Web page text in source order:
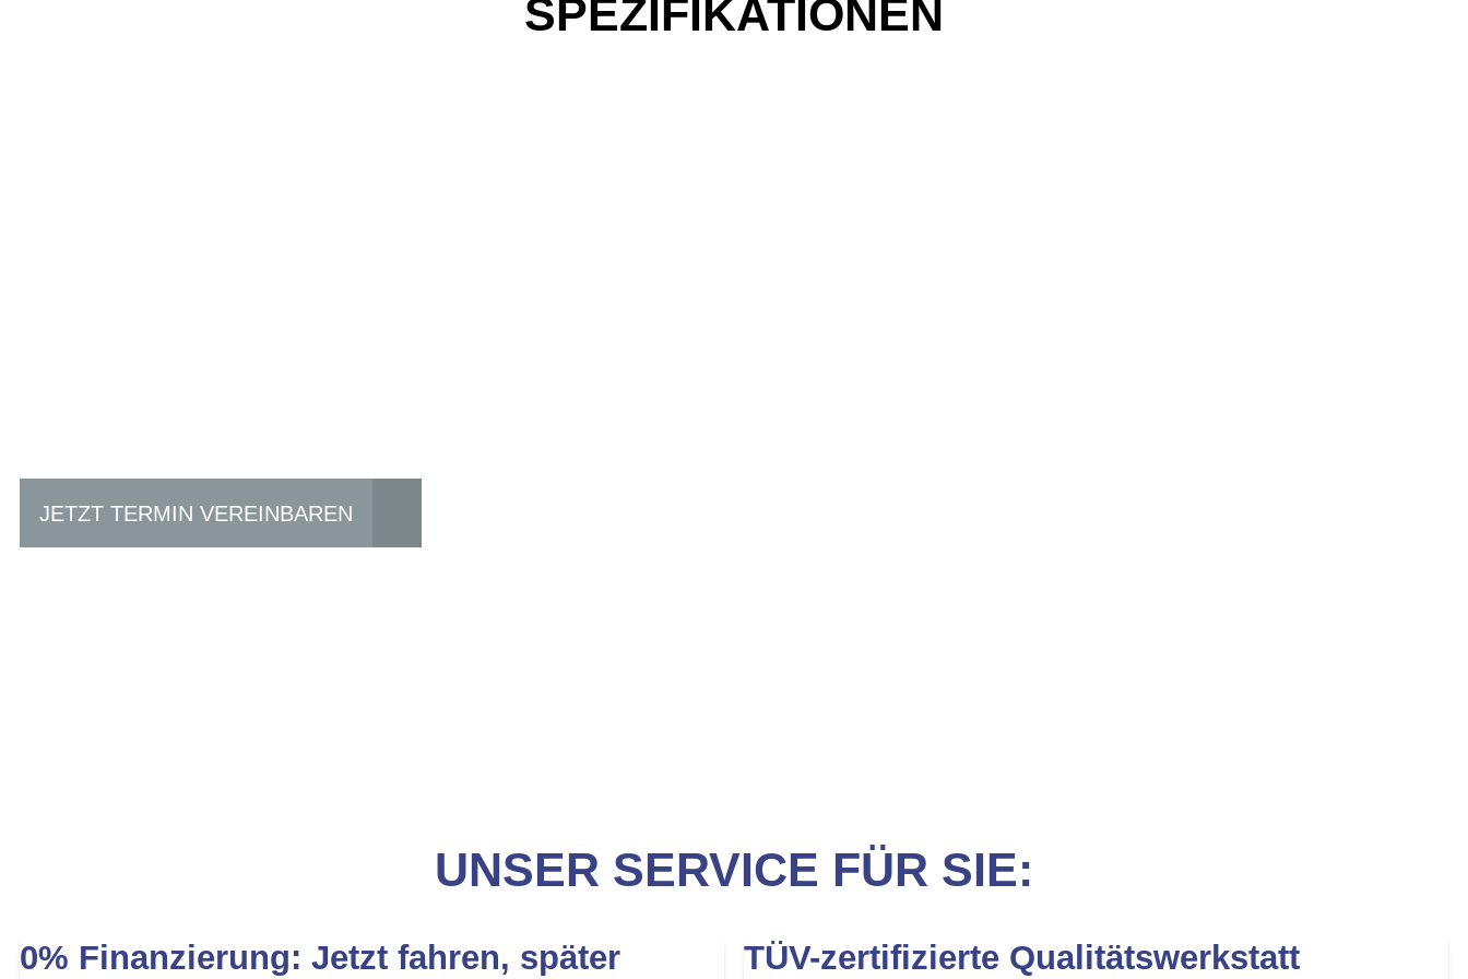
SPEZIFIKATIONEN
JETZT TERMIN VEREINBAREN
UNSER SERVICE FÜR SIE:
0% Finanzierung: Jetzt fahren, später TÜV-zertifizierte Qualitätswerkstatt